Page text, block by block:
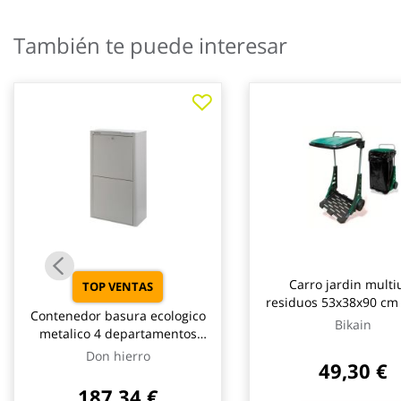
imágenes
También te puede interesar
TOP VENTAS
Contenedor basura ecologico
metalico 4 departamentos
gris don hierro
Don hierro
Carro jardin
residuos 53x38x90
Bikain
49,30 €